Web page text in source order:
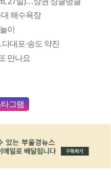
해수욕장
이
대포·송도 약진
만나요
그램